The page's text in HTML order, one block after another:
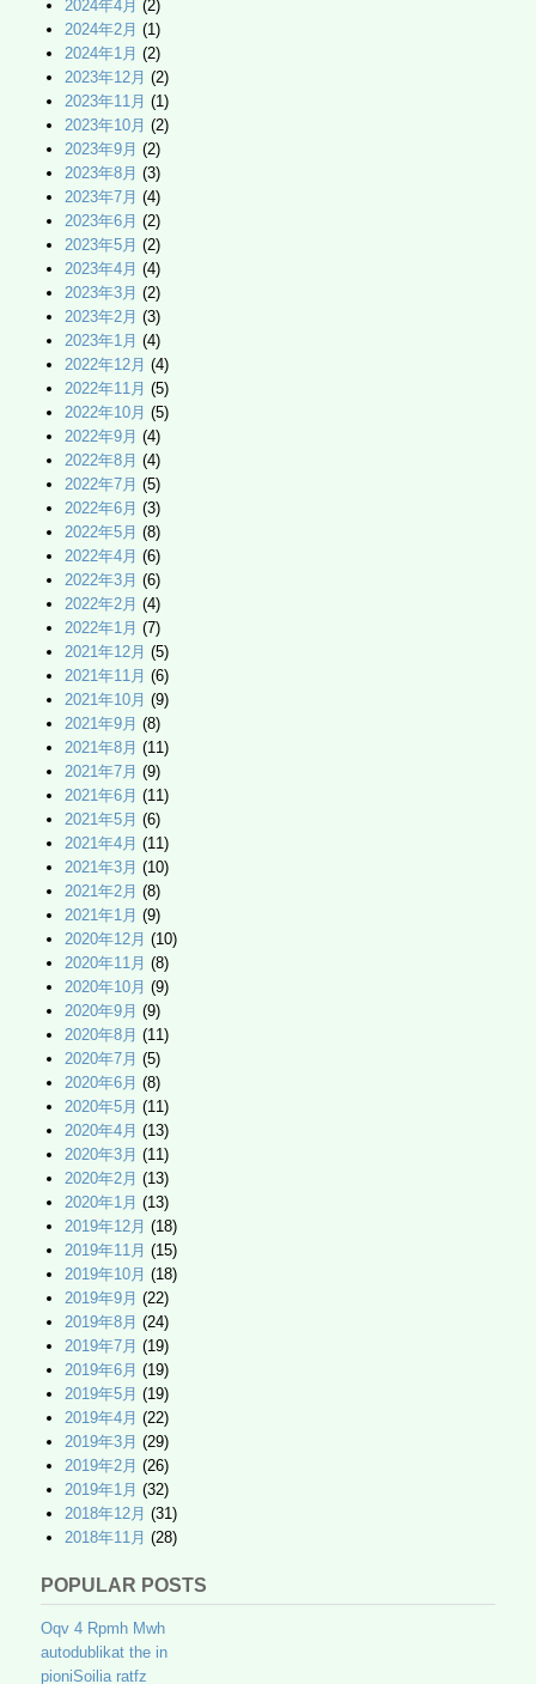
2024年4月 (2)
2024年2月 (1)
2024年1月 (2)
2023年12月 (2)
2023年11月 (1)
2023年10月 (2)
2023年9月 (2)
2023年8月 (3)
2023年7月 (4)
2023年6月 (2)
2023年5月 (2)
2023年4月 (4)
2023年3月 (2)
2023年2月 (3)
2023年1月 (4)
2022年12月 (4)
2022年11月 (5)
2022年10月 (5)
2022年9月 (4)
2022年8月 (4)
2022年7月 (5)
2022年6月 (3)
2022年5月 (8)
2022年4月 (6)
2022年3月 (6)
2022年2月 (4)
2022年1月 (7)
2021年12月 (5)
2021年11月 (6)
2021年10月 (9)
2021年9月 (8)
2021年8月 (11)
2021年7月 (9)
2021年6月 (11)
2021年5月 (6)
2021年4月 (11)
2021年3月 (10)
2021年2月 (8)
2021年1月 (9)
2020年12月 (10)
2020年11月 (8)
2020年10月 (9)
2020年9月 (9)
2020年8月 (11)
2020年7月 (5)
2020年6月 (8)
2020年5月 (11)
2020年4月 (13)
2020年3月 (11)
2020年2月 (13)
2020年1月 (13)
2019年12月 (18)
2019年11月 (15)
2019年10月 (18)
2019年9月 (22)
2019年8月 (24)
2019年7月 (19)
2019年6月 (19)
2019年5月 (19)
2019年4月 (22)
2019年3月 (29)
2019年2月 (26)
2019年1月 (32)
2018年12月 (31)
2018年11月 (28)
POPULAR POSTS
Oqv 4 Rpmh Mwh
autodublikat the in
pioniSoilia ratfz